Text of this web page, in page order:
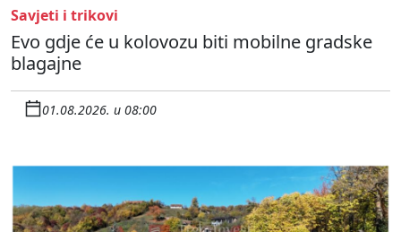
Savjeti i trikovi
Evo gdje će u kolovozu biti mobilne gradske
blagajne
01.08.2026. u 08:00